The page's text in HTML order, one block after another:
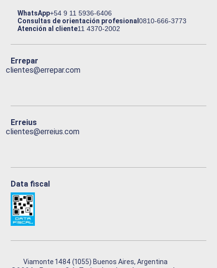
WhatsApp+54 9 11 5936-6406
Consultas de orientación profesional0810-666-3773
Atención al cliente11 4370-2002
Errepar
clientes@errepar.com
Erreius
clientes@erreius.com
Data fiscal
Viamonte 1484 (1055) Buenos Aires, Argentina